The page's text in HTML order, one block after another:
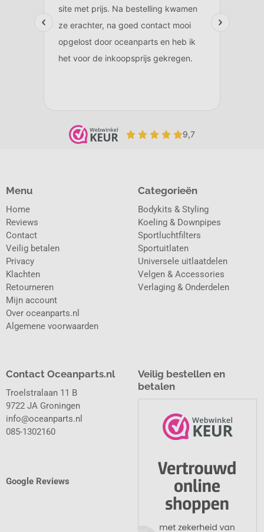
Categorieën
Bodykits & Styling
Koeling & Downpipes
Sportluchtfilters
Sportuitlaten
Universele uitlaatdelen
Velgen & Accessories
Verlaging & Onderdelen
Menu
Home
Reviews
Contact
Veilig betalen
Privacy
Klachten
Retourneren
Mijn account
Over oceanparts.nl
Algemene voorwaarden
Contact Oceanparts.nl
Troelstralaan 11 B
9722 JA Groningen
info@oceanparts.nl
085-1302160
Google Reviews
Veilig bestellen en
betalen